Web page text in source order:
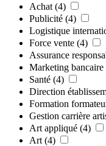
Achat (4)
Publicité (4)
Logistique
Force vente (4)
Assurance
Marketing bancaire
Santé (4)
Direction
Formation
Gestion carrière
Art appliqué (4)
Art (4)